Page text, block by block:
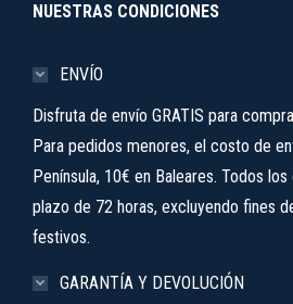
NUESTRAS CONDICIONES
ENVÍO
Disfruta de envío GRATIS para
Para pedidos menores, el costo de
Península, 10€ en Baleares. Todos
plazo de 72 horas, excluyendo fines
festivos.
GARANTÍA Y DEVOLUCIÓN